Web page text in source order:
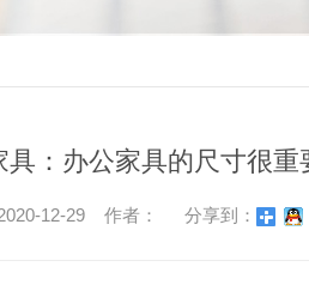
具：办公家具的尺寸很重
12-29 作者： 分享到：